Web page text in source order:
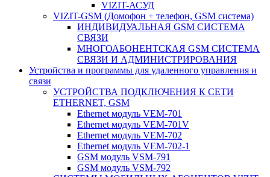
VIZIT-АСУД
VIZIT-GSM (Домофон + телефон, GSM система)
ИНДИВИДУАЛЬНАЯ GSM СИСТЕМА
СВЯЗИ
МНОГОАБОНЕНТСКАЯ GSM СИСТЕМА
СВЯЗИ И АДМИНИСТРИРОВАНИЯ
Устройства и программы для удаленного управления и
связи
УСТРОЙСТВА ПОДКЛЮЧЕНИЯ К СЕТИ
ETHERNET, GSM
Ethernet модуль VEM-701
Ethernet модуль VEM-701V
Ethernet модуль VEM-702
Ethernet модуль VEM-702-1
GSM модуль VSM-791
GSM модуль VSM-792